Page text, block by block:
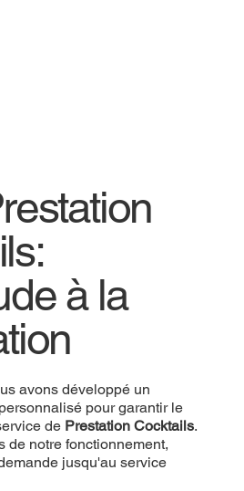
à la
avons développé un
pour garantir le
de Prestation Cocktails.
de notre fonctionnement,
jusqu'au service